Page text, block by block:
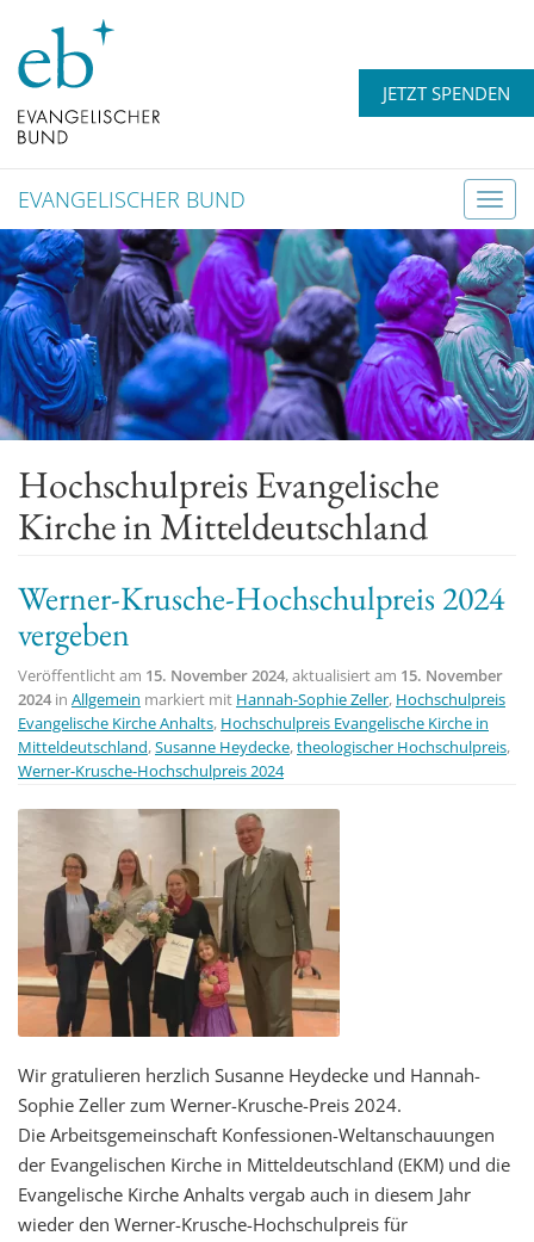
JETZT SPENDEN
T
o
g
g
l
e
n
a
v
EVANGELISCHER BUND
Hochschulpreis Evangelische
Kirche in Mitteldeutschland
Werner-Krusche-Hochschulpreis 2024
vergeben
Veröffentlicht am 15. November 2024, aktualisiert am 15. November
2024 in Allgemein markiert mit Hannah-Sophie Zeller, Hochschulpreis
Evangelische Kirche Anhalts, Hochschulpreis Evangelische Kirche in
Mitteldeutschland,Susanne Heydecke,theologischer Hochschulpreis,
Werner-Krusche-Hochschulpreis 2024
Wir gratulieren herzlich Susanne Heydecke und Hannah-
Sophie Zeller zum Werner-Krusche-Preis 2024.
Die Arbeitsgemeinschaft Konfessionen-Weltanschauungen
der Evangelischen Kirche in Mitteldeutschland (EKM) und die
Evangelische Kirche Anhalts vergab auch in diesem Jahr
wieder den Werner-Krusche-Hochschulpreis für